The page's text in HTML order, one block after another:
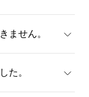
ません。
た。